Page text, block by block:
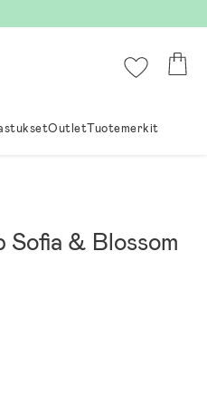
OutletTuotemerkit
Sofia & Blossom